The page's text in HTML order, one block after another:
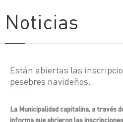
Noticias
Están abiertas las
pesebres navideños.
La Municipalidad capitalina, a través
informa que abrieron las